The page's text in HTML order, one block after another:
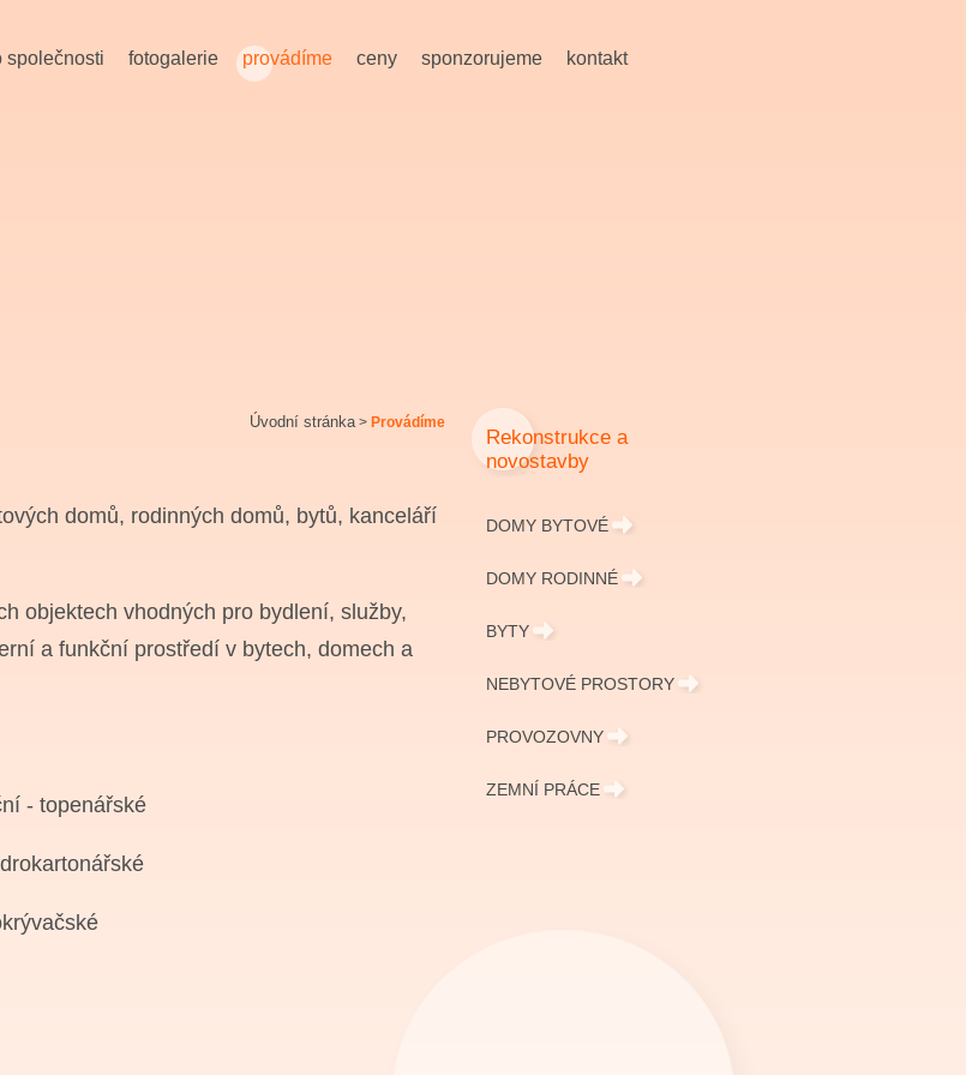
Úvodní stránka> Provádíme
domů, rodinných domů, bytů, kanceláří
objektech vhodných pro bydlení, služby,
a funkční prostředí v bytech, domech a
- topenářské
Rekonstrukce a
novostavby
DOMY BYTOVÉ
DOMY RODINNÉ
BYTY
NEBYTOVÉ PROSTORY
PROVOZOVNY
ZEMNÍ PRÁCE
společnosti fotogalerie provádíme ceny sponzorujeme kontakt